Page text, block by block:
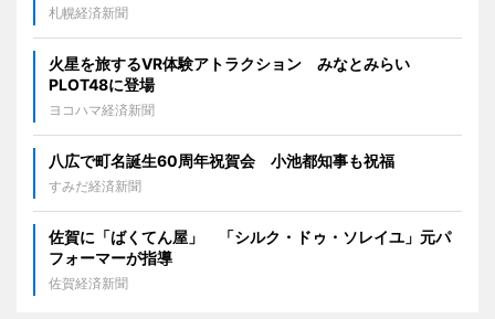
札幌経済新聞
火星を旅するVR体験アトラクション みなとみらい
PLOT48に登場
ヨコハマ経済新聞
八広で町名誕生60周年祝賀会 小池都知事も祝福
すみだ経済新聞
佐賀に「ばくてん屋」 「シルク・ドゥ・ソレイユ」元パ
フォーマーが指導
佐賀経済新聞